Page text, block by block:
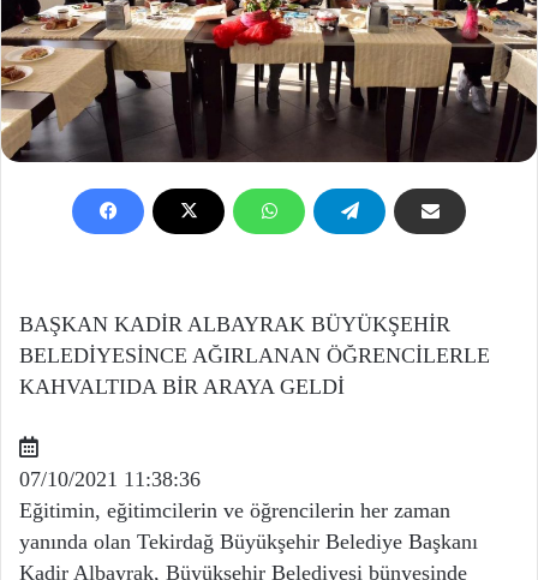
BAŞKAN KADİR ALBAYRAK BÜYÜKŞEHİR
BELEDİYESİNCE AĞIRLANAN ÖĞRENCİLERLE
KAHVALTIDA BİR ARAYA GELDİ
07/10/2021 11:38:36
Eğitimin, eğitimcilerin ve öğrencilerin her zaman
yanında olan Tekirdağ Büyükşehir Belediye Başkanı
Kadir Albayrak, Büyükşehir Belediyesi bünyesinde